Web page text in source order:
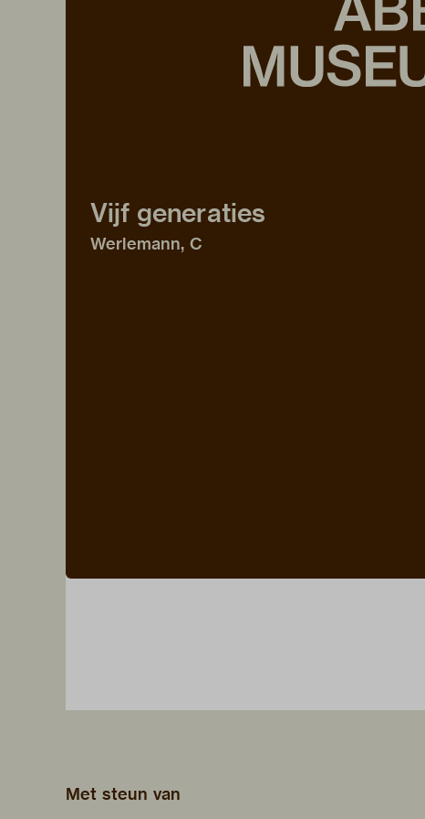
Vijf generaties
Werlemann, C
Met steun van